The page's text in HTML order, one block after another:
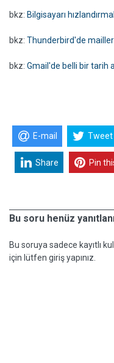
bkz: Bilgisayarı
bkz: Thunderbird'de
bkz: Gmail'de belli bir tarih
E-mail Tweet
Share Pin
Bu soru henüz
Bu soruya sadece kayıtlı
için lütfen giriş yapınız.